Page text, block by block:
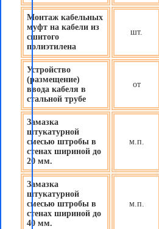
Монтаж кабельных
муфт на кабели из
сшитого
полиэтилена
шт.
Устройство
(размещение)
ввода кабеля в
стальной трубе
от
Замазка
штукатурной
смесью штробы в
стенах шириной до
20 мм.
м.п.
Замазка
штукатурной
смесью штробы в
стенах шириной до
40 мм.
м.п.